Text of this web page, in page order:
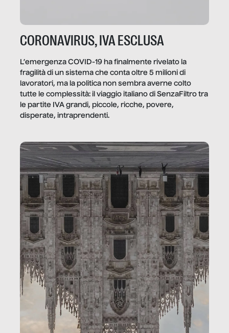
CORONAVIRUS, IVA ESCLUSA
L’emergenza COVID-19 ha finalmente rivelato la
fragilità di un sistema che conta oltre 5 milioni di
lavoratori, ma la politica non sembra averne colto
tutte le complessità: il viaggio italiano di SenzaFiltro tra
le partite IVA grandi, piccole, ricche, povere,
disperate, intraprendenti.